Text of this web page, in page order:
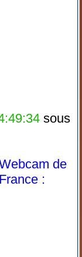
sous
de
France :